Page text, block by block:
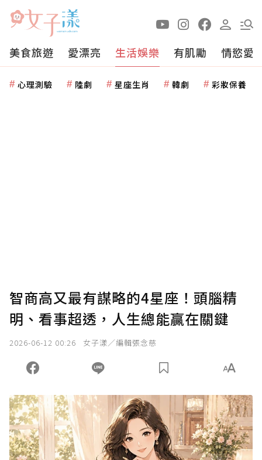
美食旅遊 愛漂亮 生活娛樂 有肌勵 情慾愛
心理測驗 陸劇 星座生肖 韓劇 彩妝保養
智商高又最有謀略的4星座！頭腦精
明、看事超透，人生總能贏在關鍵
2026-06-12 00:26 女子漾／編輯張念慈